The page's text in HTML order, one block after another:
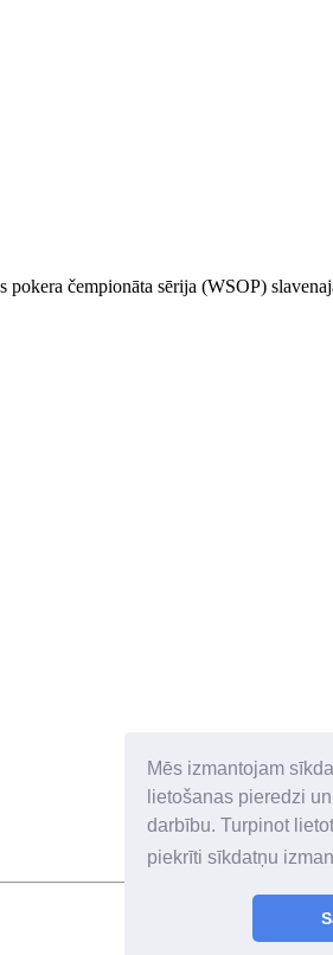
Mēs izmantojam
lietošanas pieredzi
darbību. Turpinot
piekrīti sīkdatņu
čempionāta sērija (WSOP)